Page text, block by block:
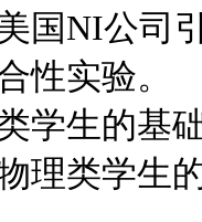
国NI公司
性实验。
学生的基
理类学生